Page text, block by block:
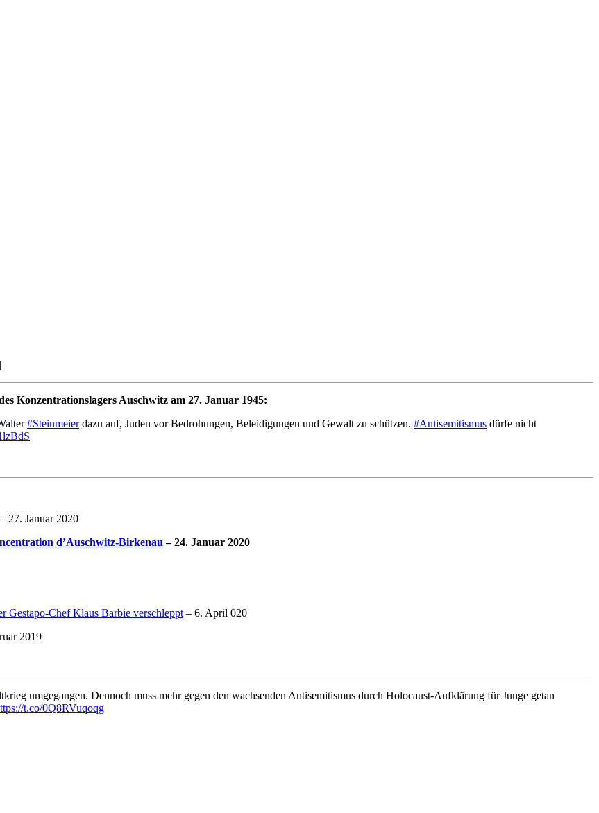
|
Konzentrationslagers Auschwitz am 27. Januar 1945:
#Steinmeierdazu auf, Juden vor Bedrohungen, Beleidigungen und Gewalt zu schützen. #Antisemitismus dürfe nicht
– 27. Januar 2020
d’Auschwitz-Birkenau– 24. Januar 2020
Gestapo-Chef Klaus Barbie verschleppt– 6. April 020
2019
umgegangen. Dennoch muss mehr gegen den wachsenden Antisemitismus durch Holocaust-Aufklärung für Junge getan
t.co/0Q8RVuqoqg